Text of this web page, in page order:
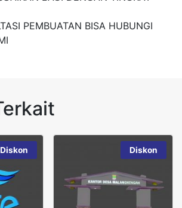
PEMBUATAN BISA HUBUNGI
Diskon Diskon